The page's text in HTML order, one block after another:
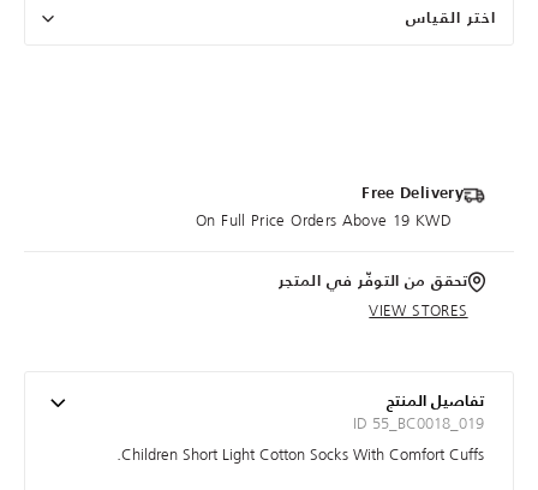
اختر القياس
Free Delivery
On Full Price Orders Above 19 KWD
تحقق من التوفّر في المتجر
VIEW STORES
تفاصيل المنتج
ID 55_BC0018_019
Children Short Light Cotton Socks With Comfort Cuffs.